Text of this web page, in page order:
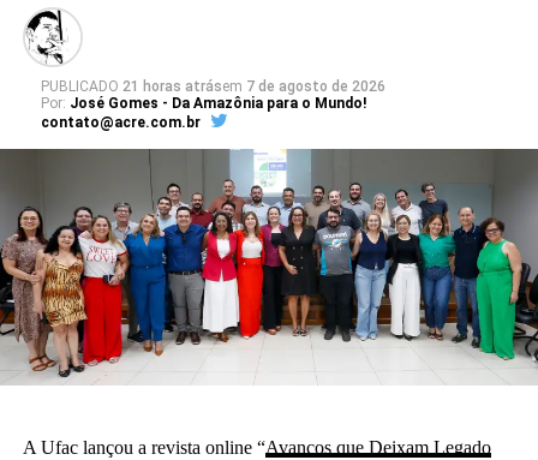
PUBLICADO 21 horas atrásem 7 de agosto de 2026
Por: José Gomes - Da Amazônia para o Mundo!
contato@acre.com.br
A Ufac lançou a revista online “Avanços que Deixam Legado